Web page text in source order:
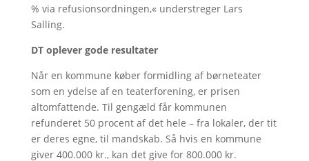
% via refusionsordningen,« understreger Lars
Salling.
DT oplever gode resultater
Når en kommune køber formidling af børneteater
som en ydelse af en teaterforening, er prisen
altomfattende. Til gengæld får kommunen
refunderet 50 procent af det hele – fra lokaler, der tit
er deres egne, til mandskab. Så hvis en kommune
giver 400.000 kr., kan det give for 800.000 kr.